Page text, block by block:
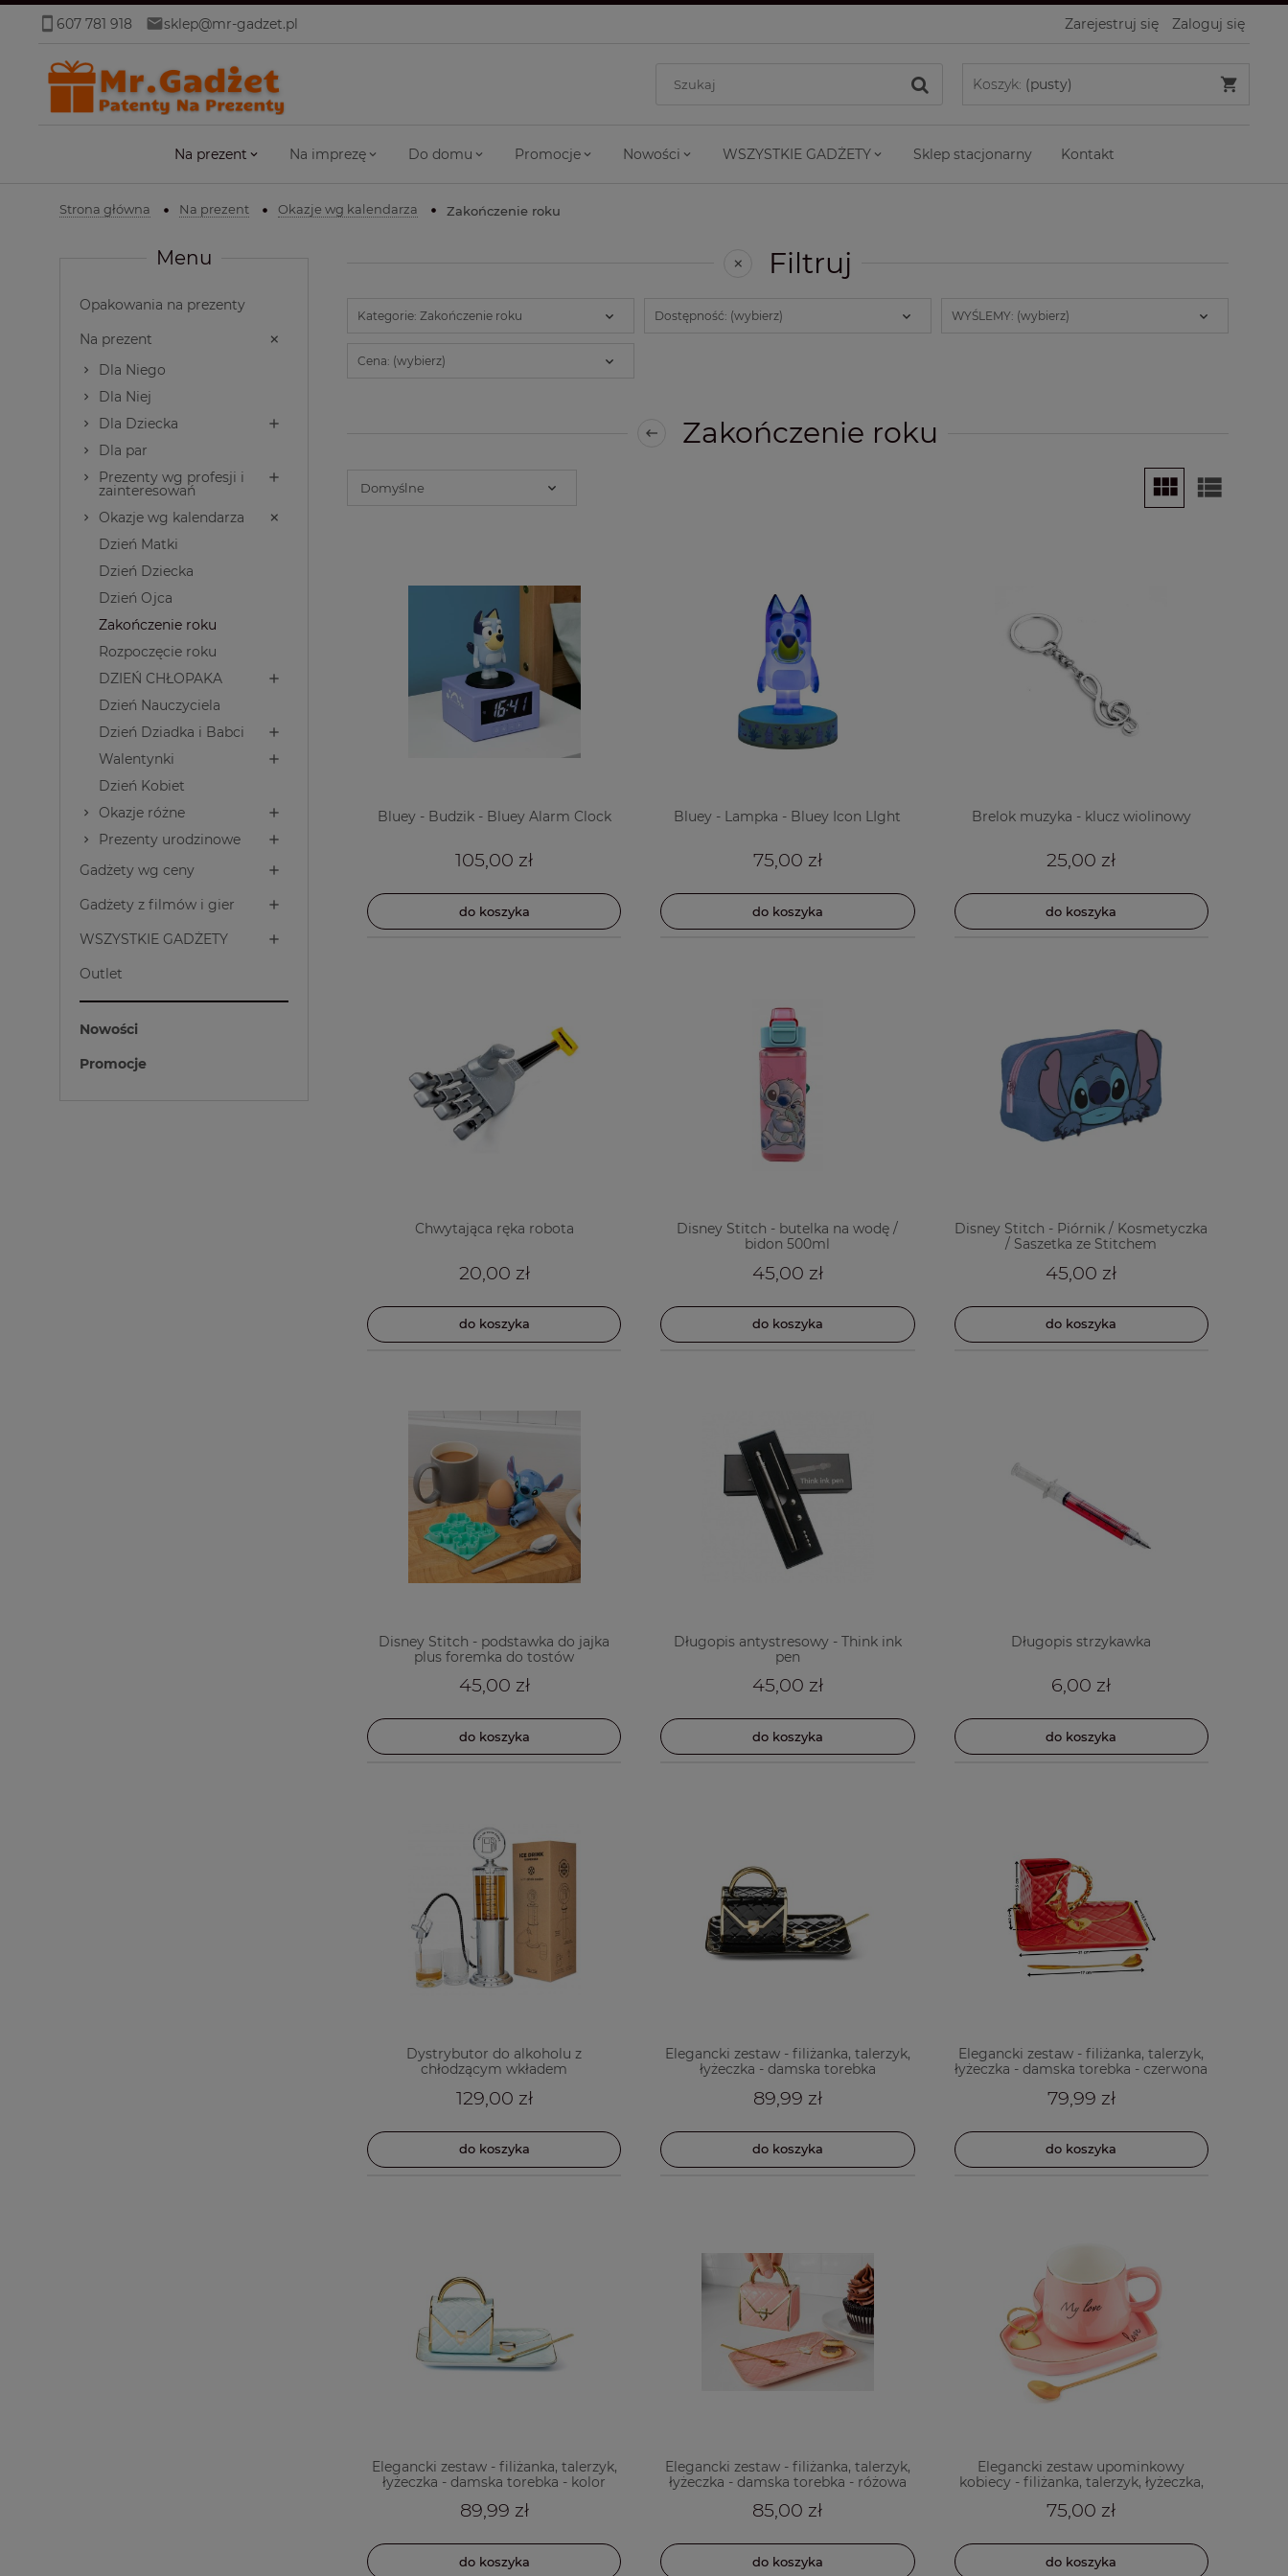
607 781 918 sklep@mr-gadzet.pl Zarejestruj się Zaloguj się
Koszyk: (pusty)
Na prezent Na imprezę Do domu Promocje Nowości WSZYSTKIE GADŻETY Sklep stacjonarny Kontakt
Strona główna Na prezent Okazje wg kalendarza Zakończenie roku
Menu
Opakowania na prezenty
Na prezent
Dla Niego
Dla Niej
Dla Dziecka
Dla par
Prezenty wg profesji i
zainteresowań
Okazje wg kalendarza
Dzień Matki
Dzień Dziecka
Dzień Ojca
Zakończenie roku
Rozpoczęcie roku
DZIEŃ CHŁOPAKA
Dzień Nauczyciela
Dzień Dziadka i Babci
Walentynki
Dzień Kobiet
Okazje różne
Prezenty urodzinowe
Gadżety wg ceny
Gadżety z filmów i gier
WSZYSTKIE GADŻETY
Outlet
Nowości
Promocje
Filtruj
Kategorie: Zakończenie roku Dostępność: (wybierz) WYŚLEMY: (wybierz)
Cena: (wybierz)
Zakończenie roku
Bluey - Budzik - Bluey Alarm Clock
105,00 zł
do koszyka
Bluey - Lampka - Bluey Icon LIght
75,00 zł
do koszyka
Brelok muzyka - klucz wiolinowy
25,00 zł
do koszyka
Chwytająca ręka robota
20,00 zł
do koszyka
Disney Stitch - butelka na wodę /
bidon 500ml
45,00 zł
do koszyka
Disney Stitch - Piórnik / Kosmetyczka
/ Saszetka ze Stitchem
45,00 zł
do koszyka
Disney Stitch - podstawka do jajka
plus foremka do tostów
45,00 zł
do koszyka
Długopis antystresowy - Think ink
pen
45,00 zł
do koszyka
Długopis strzykawka
6,00 zł
do koszyka
Dystrybutor do alkoholu z
chłodzącym wkładem
129,00 zł
do koszyka
Elegancki zestaw - filiżanka, talerzyk,
łyżeczka - damska torebka
89,99 zł
do koszyka
Elegancki zestaw - filiżanka, talerzyk,
łyżeczka - damska torebka - czerwona
79,99 zł
do koszyka
Elegancki zestaw - filiżanka, talerzyk,
łyżeczka - damska torebka - kolor
89,99 zł
do koszyka
Elegancki zestaw - filiżanka, talerzyk,
łyżeczka - damska torebka - różowa
85,00 zł
do koszyka
Elegancki zestaw upominkowy
kobiecy - filiżanka, talerzyk, łyżeczka,
75,00 zł
do koszyka